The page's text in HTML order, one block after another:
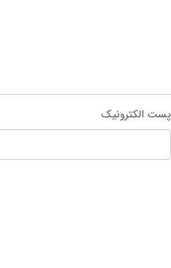
پست الکترونیک